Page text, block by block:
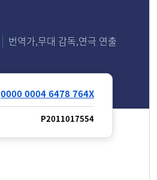
번역가,무대 감독,연극 연출
0000 0004 6478 764X
P2011017554